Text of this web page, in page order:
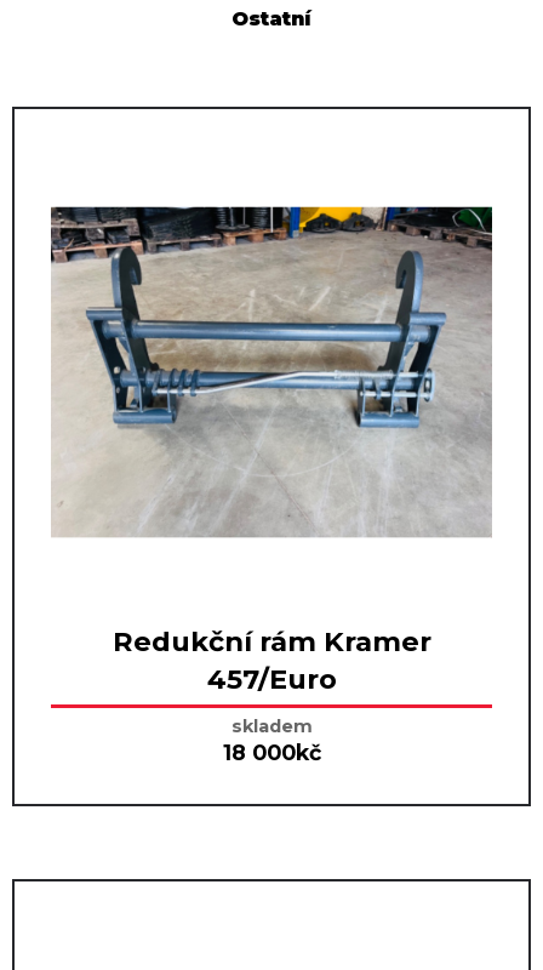
Ostatní
Redukční rám Kramer
457/Euro
skladem
18 000kč